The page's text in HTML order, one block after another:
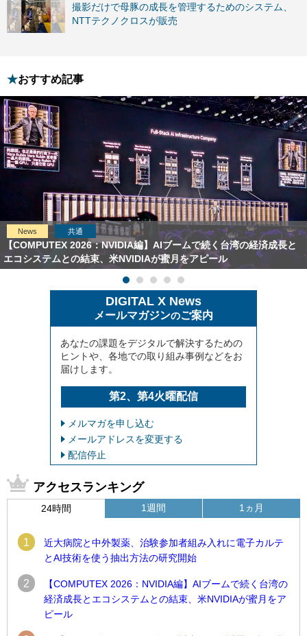
撮影だけで母豚の成長を管理するためのシステム、
NTTテクノクロスが販売
おすすめ記事
News 共通
【COMPUTEX 2026：NVIDIA編】AIブームで続く台湾の経済成長と
エコシステムとの結束、米NVIDIAが蜜月をアピール
DIGITAL X News
メールマガジンのご案内
あなたの課題をデジタルで解決するための
ヒントや、各地での取り組み事例などをお
届けします。
第2、第4火曜配信
メルマガを申し込む
メールアドレスを変更する
配信停止
アクセスランキング
24時間
1
近大病院と中外製薬、治験参加者組み入れに電子カルテ
とAI技術を使う抽出方法の研究開始
2
【COMPUTEX 2026：NVIDIA編】AIブームで続く台湾の
経済成長とエコシステムとの結束、米NVIDIAが蜜月をア
ピール
1週間 1ヵ月